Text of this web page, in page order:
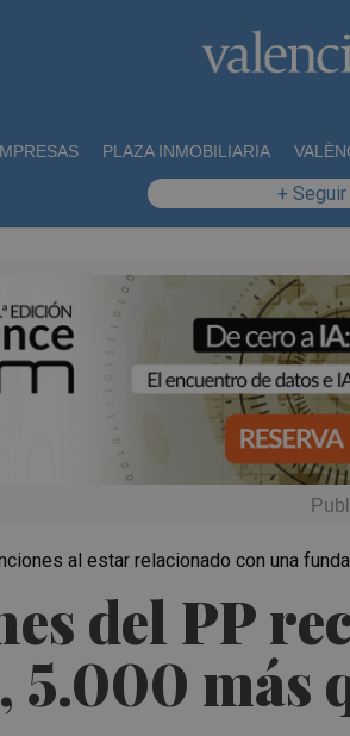
PLAZA INMOBILIARIA
+
del PP
5.000 más
al estar relacionado con una